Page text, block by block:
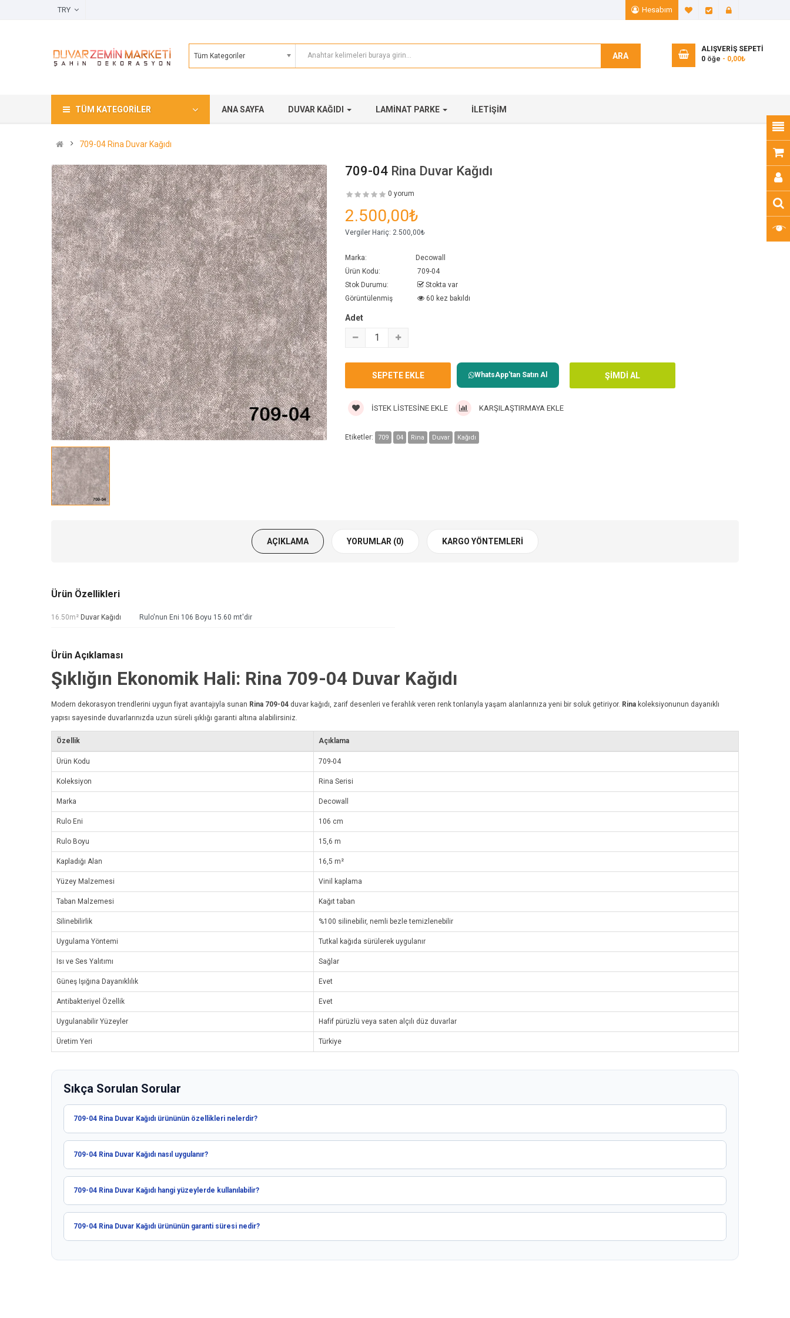
Hesabım A. Listem (0)
Ödeme
Tüm Kategoriler ARA
ALIŞVERIŞ SEPETI
0 öğe - 0,00₺
TÜM KATEGORILER ANA SAYFA DUVAR KAĞIDI LAMINAT PARKE İLETIŞIM
709-04 Rina Duvar Kağıdı
709-04 Rina Duvar Kağıdı
0 yorum
2.500,00₺
Vergiler Hariç: 2.500,00₺
Marka:
Decowall
Ürün Kodu:
709-04
Stok Durumu:
Stokta var
Görüntülenmiş
60 kez bakıldı
Adet
WhatsApp'tan Satın Al
İSTEK LISTESINE EKLE KARŞILAŞTIRMAYA EKLE
Etiketler: 709 04 Rina Duvar Kağıdı
AÇIKLAMA YORUMLAR (0) KARGO YÖNTEMLERI
Ürün Özellikleri
16.50m² Duvar Kağıdı Rulo'nun Eni 106 Boyu 15.60 mt'dir
Ürün Açıklaması
Şıklığın Ekonomik Hali: Rina 709-04 Duvar Kağıdı
Modern dekorasyon trendlerini uygun fiyat avantajıyla sunan Rina 709-04 duvar kağıdı, zarif desenleri ve ferahlık veren renk tonlarıyla yaşam alanlarınıza yeni bir soluk getiriyor. Rina koleksiyonunun dayanıklı
yapısı sayesinde duvarlarınızda uzun süreli şıklığı garanti altına alabilirsiniz.
Özellik Açıklama
Ürün Kodu 709-04
Koleksiyon Rina Serisi
Marka Decowall
Rulo Eni 106 cm
Rulo Boyu 15,6 m
Kapladığı Alan 16,5 m²
Yüzey Malzemesi Vinil kaplama
Taban Malzemesi Kağıt taban
Silinebilirlik %100 silinebilir, nemli bezle temizlenebilir
Uygulama Yöntemi Tutkal kağıda sürülerek uygulanır
Isı ve Ses Yalıtımı Sağlar
Güneş Işığına Dayanıklılık Evet
Antibakteriyel Özellik Evet
Uygulanabilir Yüzeyler Hafif pürüzlü veya saten alçılı düz duvarlar
Üretim Yeri Türkiye
Sıkça Sorulan Sorular
709-04 Rina Duvar Kağıdı ürününün özellikleri nelerdir?
709-04 Rina Duvar Kağıdı nasıl uygulanır?
709-04 Rina Duvar Kağıdı hangi yüzeylerde kullanılabilir?
709-04 Rina Duvar Kağıdı ürününün garanti süresi nedir?